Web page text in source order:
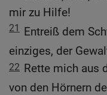
mir zu Hilfe!
21 Entreiß dem
einziges, der
22 Rette mich aus
von den Hörnern